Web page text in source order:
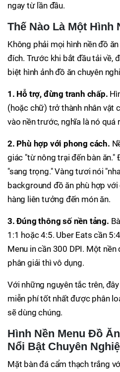
ngay từ lần đầu.
Thế Nào Là Một Hình
Không phải mọi hình nền đồ
đích. Trước khi bắt đầu tải về,
biệt hình ảnh đồ ăn chuyên
1. Hỗ trợ, đừng tranh chấp.
(hoặc chữ) trở thành nhân vật
vào nền trước, nghĩa là nó quá
2. Phù hợp với phong cách.
giác "từ nông trại đến bàn ăn."
"sang trọng." Vàng tươi nói
background đồ ăn phù hợp
hàng liên tưởng đến món ăn.
3. Đúng thông số nền tảng.
1:1 hoặc 4:5. Uber Eats cần
Menu in cần 300 DPI. Một
phân giải thì vô dụng.
Với những nguyên tắc trên,
miễn phí tốt nhất được phân
sẽ dùng chúng.
Hình Nền Menu Đồ
Nổi Bật Chuyên
Mặt bàn đá cẩm thạch trắng